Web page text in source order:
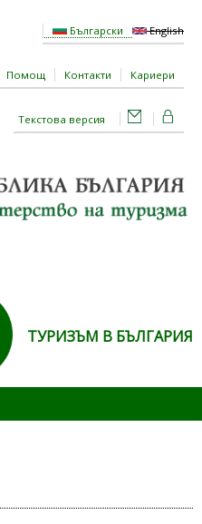
Български English
Помощ Контакти Кариери
Текстова версия
ТУРИЗЪМ В БЪЛГАРИЯ